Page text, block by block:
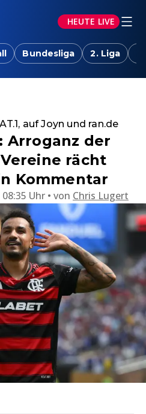
HEUTE LIVE
Bundesliga 2. Liga
auf Joyn und ran.de
Arroganz der
rächt
Kommentar
08:35 Uhr von Chris Lugert